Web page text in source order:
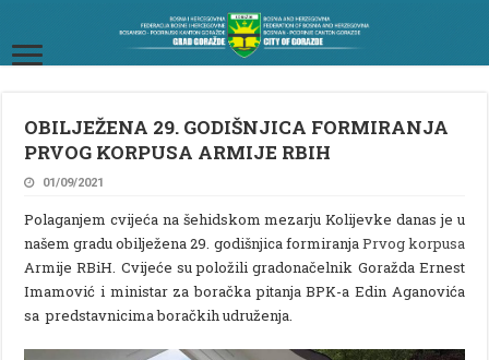
OBILJEŽENA 29. GODIŠNJICA FORMIRANJA
PRVOG KORPUSA ARMIJE RBIH
01/09/2021
Polaganjem cvijeća na šehidskom mezarju Kolijevke danas je u
našem gradu obilježena 29. godišnjica formiranja Prvog korpusa
Armije RBiH. Cvijeće su položili gradonačelnik Goražda Ernest
Imamović i ministar za boračka pitanja BPK-a Edin Aganovića
sa predstavnicima boračkih udruženja.